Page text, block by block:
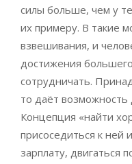
силы больше, чем у
их примеру. В такие
взвешивания, и
достижения
сотрудничать.
то даёт возможность
Концепция «найти
присоседиться к ней
зарплату, двигаться